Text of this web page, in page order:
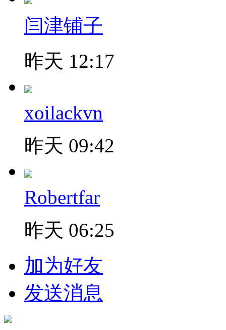
闫津铺子
昨天 12:17
xoilackvn
昨天 09:42
Robertfar
昨天 06:25
加为好友
发送消息